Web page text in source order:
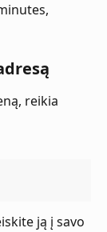
reikia
ją į savo